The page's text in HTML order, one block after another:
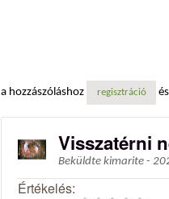
a hozzászóláshoz regisztráció és
Visszatérni
Beküldte kimarite -
Értékelés: